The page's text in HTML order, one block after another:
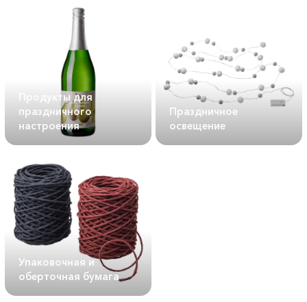
Продукты для
праздничного
настроения
Праздничное
освещение
Упаковочная и
оберточная бумага